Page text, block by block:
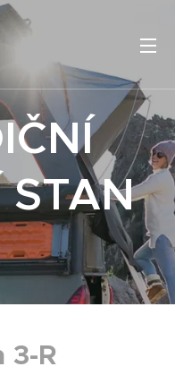
STAN
3-R